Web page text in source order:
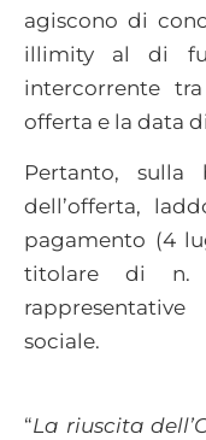
agiscono di
illimity al di
intercorrente
offerta e la data
Pertanto, sulla
dell’offerta,
pagamento (4
titolare di n.
sociale.
“La riuscita